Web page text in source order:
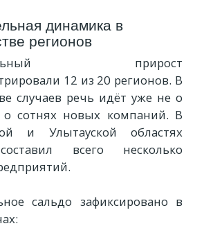
динамика в
регионов
прирост
12 из 20 регионов. В
случаев речь идёт уже не о
о сотнях новых компаний. В
и Улытауской областях
всего несколько
сальдо зафиксировано в